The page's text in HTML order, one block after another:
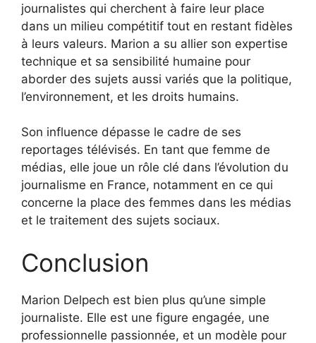
journalistes qui cherchent à faire leur place
dans un milieu compétitif tout en restant fidèles
à leurs valeurs. Marion a su allier son expertise
technique et sa sensibilité humaine pour
aborder des sujets aussi variés que la politique,
l’environnement, et les droits humains.
Son influence dépasse le cadre de ses
reportages télévisés. En tant que femme de
médias, elle joue un rôle clé dans l’évolution du
journalisme en France, notamment en ce qui
concerne la place des femmes dans les médias
et le traitement des sujets sociaux.
Conclusion
Marion Delpech est bien plus qu’une simple
journaliste. Elle est une figure engagée, une
professionnelle passionnée, et un modèle pour